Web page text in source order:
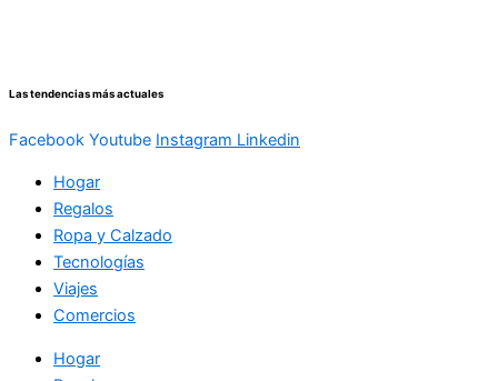
Las tendencias más actuales
Facebook Youtube Instagram Linkedin
Hogar
Regalos
Ropa y Calzado
Tecnologías
Viajes
Comercios
Hogar